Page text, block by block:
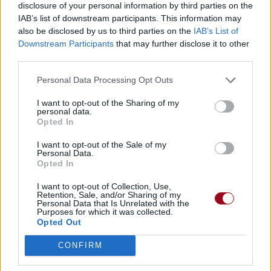
disclosure of your personal information by third parties on the
IAB’s list of downstream participants. This information may
also be disclosed by us to third parties on the IAB’s List of
Downstream Participants that may further disclose it to other
Personal Data Processing Opt Outs
I want to opt-out of the Sharing of my
personal data.
Opted In
I want to opt-out of the Sale of my
Personal Data.
Opted In
I want to opt-out of Collection, Use,
Retention, Sale, and/or Sharing of my
Personal Data that Is Unrelated with the
Purposes for which it was collected.
Opted Out
CONFIRM